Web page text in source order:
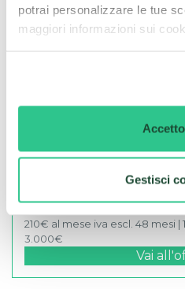
potrai personalizzare le tue
maggiori informazioni sui
Gestisci
incluso e il costo
CarPlanner:
modello con il
Termine
Fiat Pandina
210€ al mese iva escl. 48 mesi
3.000€
Vai